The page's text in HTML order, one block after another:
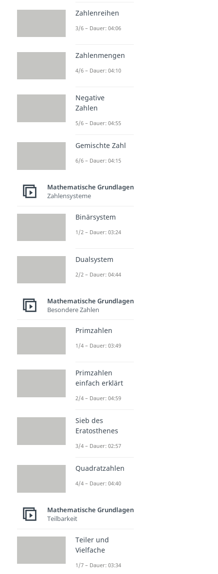
Zahlenreihen
3/6 – Dauer: 04:06
Zahlenmengen
4/6 – Dauer: 04:10
Negative
Zahlen
5/6 – Dauer: 04:55
Gemischte Zahl
6/6 – Dauer: 04:15
Mathematische Grundlagen
Zahlensysteme
Binärsystem
1/2 – Dauer: 03:24
Dualsystem
2/2 – Dauer: 04:44
Mathematische Grundlagen
Besondere Zahlen
Primzahlen
1/4 – Dauer: 03:49
Primzahlen
einfach erklärt
2/4 – Dauer: 04:59
Sieb des
Eratosthenes
3/4 – Dauer: 02:57
Quadratzahlen
4/4 – Dauer: 04:40
Mathematische Grundlagen
Teilbarkeit
Teiler und
Vielfache
1/7 – Dauer: 03:34